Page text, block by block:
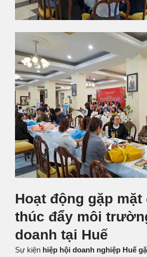
Hoạt động gặp mặt
thúc đẩy môi
doanh tại Huế
Sự kiện hiệp hội doanh nghiệp Huế